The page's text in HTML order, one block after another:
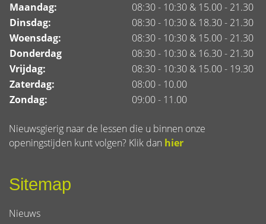
Maandag:
08:30 - 10:30 & 15.00 - 21.30
Dinsdag:
08:30 - 10:30 & 18.30 - 21.30
Woensdag:
08:30 - 10:30 & 15.00 - 21.30
Donderdag
08:30 - 10:30 & 16.30 - 21.30
Vrijdag:
08:30 - 10:30 & 15.00 - 19.30
Zaterdag:
08:00 - 10.00
Zondag:
09:00 - 11.00
Nieuwsgierig naar de lessen die u binnen onze
openingstijden kunt volgen? Klik dan hier
Sitemap
Nieuws